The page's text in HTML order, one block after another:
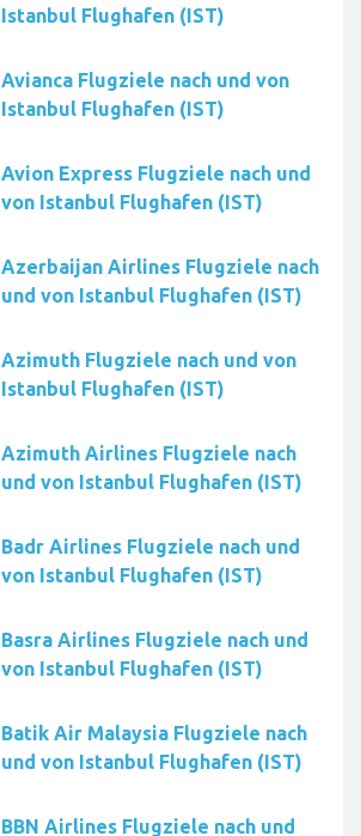
Istanbul Flughafen (IST)
Avianca Flugziele nach und von
Istanbul Flughafen (IST)
Avion Express Flugziele nach und
von Istanbul Flughafen (IST)
Azerbaijan Airlines Flugziele nach
und von Istanbul Flughafen (IST)
Azimuth Flugziele nach und von
Istanbul Flughafen (IST)
Azimuth Airlines Flugziele nach
und von Istanbul Flughafen (IST)
Badr Airlines Flugziele nach und
von Istanbul Flughafen (IST)
Basra Airlines Flugziele nach und
von Istanbul Flughafen (IST)
Batik Air Malaysia Flugziele nach
und von Istanbul Flughafen (IST)
BBN Airlines Flugziele nach und